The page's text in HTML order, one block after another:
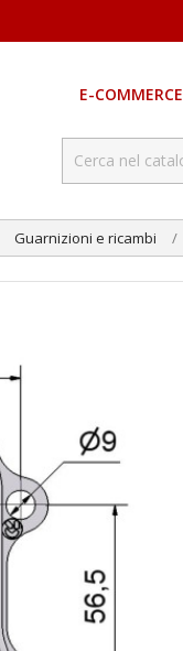
E-COMMERCE
Guarnizioni e ricambi